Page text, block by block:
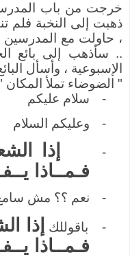
خرجت من باب
ذهبت إلى النخبة فلم
، حاولت مع المدرسين
.. سأذهب إلى بائع
الإسبوعية ، وأسأل
" الضوضاء تملأ المكان
-
سلام عليكم
-
وعليكم السلام
-
إذا
فـمــاذا
- نعم ؟؟ مش
- باقوللك
إذا
فـمــاذا